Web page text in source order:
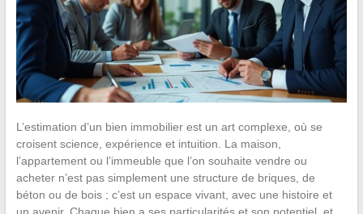
L’estimation d’un bien immobilier est un art complexe, où se
croisent science, expérience et intuition. La maison,
l’appartement ou l’immeuble que l’on souhaite vendre ou
acheter n’est pas simplement une structure de briques, de
béton ou de bois ; c’est un espace vivant, avec une histoire et